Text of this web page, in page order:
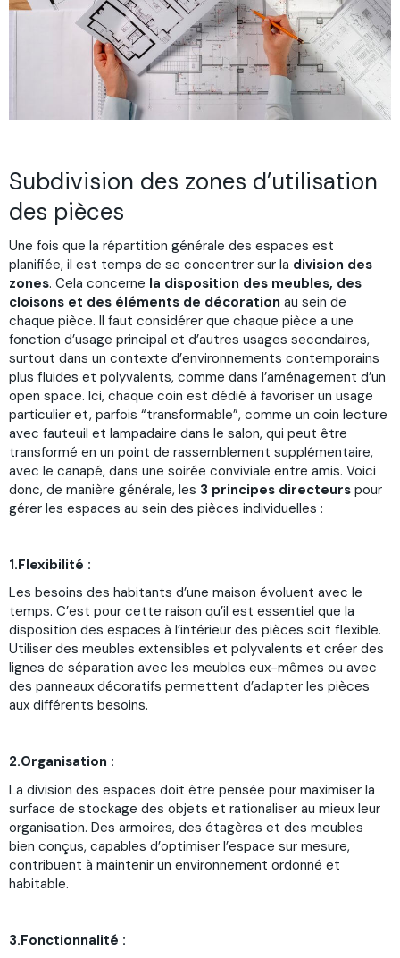
Subdivision des zones d’utilisation
des pièces
Une fois que la répartition générale des espaces est
planifiée, il est temps de se concentrer sur la division des
zones. Cela concerne la disposition des meubles, des
cloisons et des éléments de décoration au sein de
chaque pièce. Il faut considérer que chaque pièce a une
fonction d’usage principal et d’autres usages secondaires,
surtout dans un contexte d’environnements contemporains
plus fluides et polyvalents, comme dans l’aménagement d’un
open space. Ici, chaque coin est dédié à favoriser un usage
particulier et, parfois “transformable”, comme un coin lecture
avec fauteuil et lampadaire dans le salon, qui peut être
transformé en un point de rassemblement supplémentaire,
avec le canapé, dans une soirée conviviale entre amis. Voici
donc, de manière générale, les 3 principes directeurs pour
gérer les espaces au sein des pièces individuelles :
1.Flexibilité :
Les besoins des habitants d’une maison évoluent avec le
temps. C’est pour cette raison qu’il est essentiel que la
disposition des espaces à l’intérieur des pièces soit flexible.
Utiliser des meubles extensibles et polyvalents et créer des
lignes de séparation avec les meubles eux-mêmes ou avec
des panneaux décoratifs permettent d’adapter les pièces
aux différents besoins.
2.Organisation :
La division des espaces doit être pensée pour maximiser la
surface de stockage des objets et rationaliser au mieux leur
organisation. Des armoires, des étagères et des meubles
bien conçus, capables d’optimiser l’espace sur mesure,
contribuent à maintenir un environnement ordonné et
habitable.
3.Fonctionnalité :